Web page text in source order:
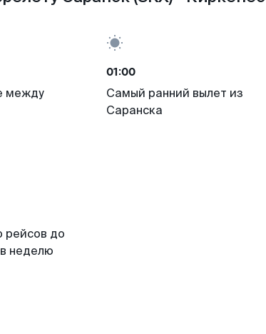
между
01:00
Самый ранний вылет из
Саранска
рейсов до
неделю